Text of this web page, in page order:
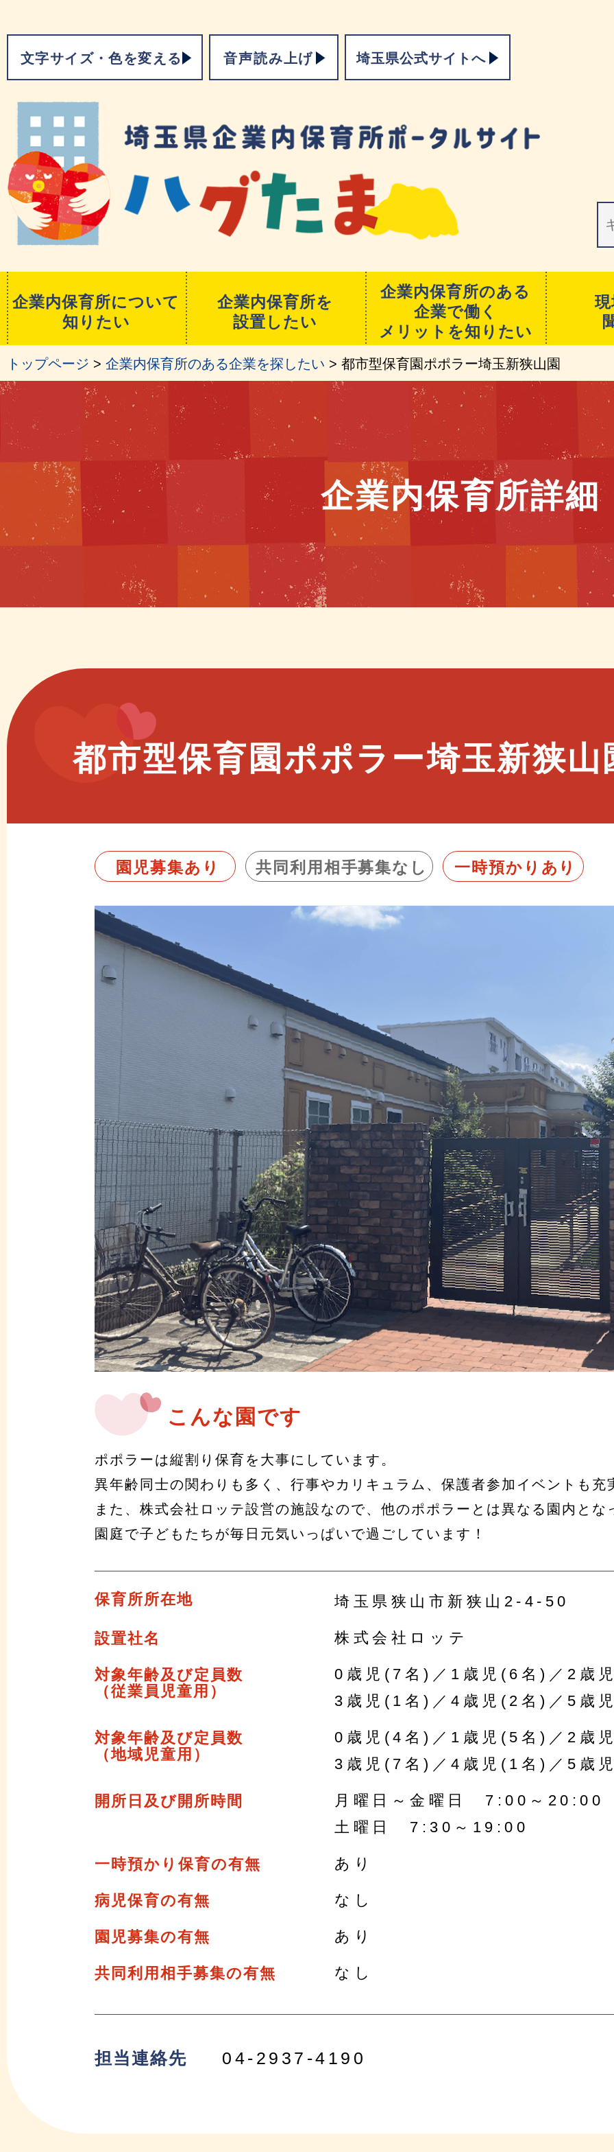
文字サイズ・色を変える 音声読み上げ 埼玉県公式サイトへ
企業内保育所について
知りたい
企業内保育所を
設置したい
企業内保育所のある
企業で働く
メリットを知りたい
トップページ > 企業内保育所のある企業を探したい > 都市型保育園ポポラー埼玉新狭山園
企業内保育所詳細
都市型保育園ポポラー埼玉新狭山
園児募集あり 共同利用相手募集なし 一時預かりあり
こんな園です
ポポラーは縦割り保育を大事にしています。
異年齢同士の関わりも多く、行事やカリキュラム、保護者参加イベントも充
また、株式会社ロッテ設営の施設なので、他のポポラーとは異なる園内と
園庭で子どもたちが毎日元気いっぱいで過ごしています！
保育所所在地 埼玉県狭山市新狭山2-4-50
設置社名 株式会社ロッテ
対象年齢及び定員数
（従業員児童用）
0歳児(7名)／1歳児(6名)／2歳
3歳児(1名)／4歳児(2名)／5歳
対象年齢及び定員数
（地域児童用）
0歳児(4名)／1歳児(5名)／2歳
3歳児(7名)／4歳児(1名)／5歳
開所日及び開所時間
月曜日～金曜日 7:00～20:00
土曜日 7:30～19:00
一時預かり保育の有無 あり
病児保育の有無 なし
園児募集の有無 あり
共同利用相手募集の有無 なし
担当連絡先 04-2937-4190